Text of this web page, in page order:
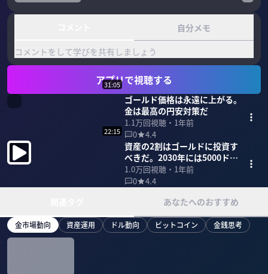
自分メモ
コメントをして学びを共有しましょう
アプリで視聴する
31:05
ゴールド価格は永遠に上がる。
金は最高の円安対策だ
1.1万回視聴・ 1年前
0
4.4
22:15
資産の2割はゴールドに投資す
べきだ。2030年には5000ドル
も
1.0万回視聴・ 1年前
0
4.4
あなたへのおすすめ
金市場動向 資産運用 ドル動向 ビットコイン 金銭思考